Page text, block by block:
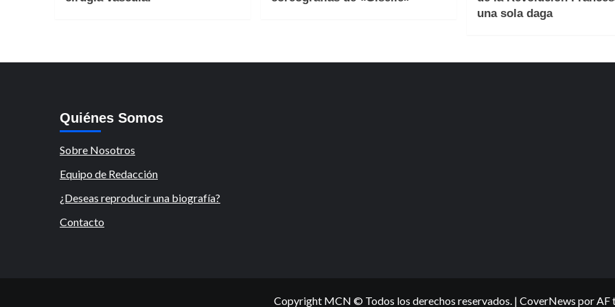
una sola daga
Quiénes Somos
Sobre Nosotros
Equipo de Redacción
¿Deseas reproducir una biografía?
Contacto
Copyright MCN © Todos los derechos reservados. | CoverNews por AF